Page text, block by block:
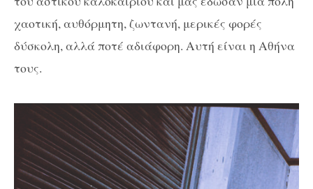
χαοτική, αυθόρμητη, ζωντανή, μερικές φορές
δύσκολη, αλλά ποτέ αδιάφορη. Αυτή είναι η Αθήνα
τους.